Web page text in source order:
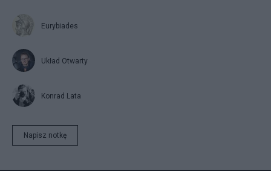
Eurybiades
Układ Otwarty
Konrad Lata
Napisz notkę